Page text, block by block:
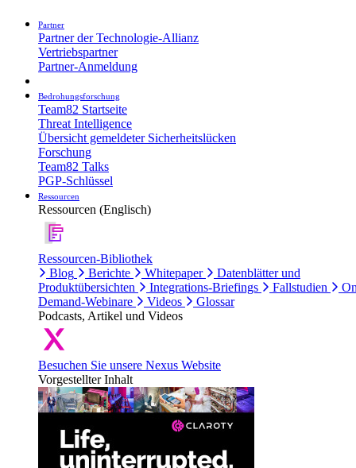
Partner
Partner der Technologie-Allianz
Vertriebspartner
Partner-Anmeldung
Bedrohungsforschung
Team82 Startseite
Threat Intelligence
Übersicht gemeldeter Sicherheitslücken
Forschung
Team82 Talks
PGP-Schlüssel
Ressourcen
Ressourcen (Englisch)
Ressourcen-Bibliothek
Blog
Berichte Whitepaper
Datenblätter und
Produktübersichten
Integrations-Briefings Fallstudien
Demand-Webinare
Videos
Glossar
Podcasts, Artikel und Videos
Besuchen Sie unsere Nexus Website
Vorgestellter Inhalt